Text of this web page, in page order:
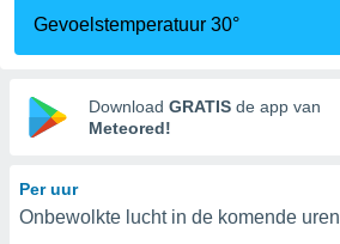
voor
op basis
Gevoelstemperatuur 30°
Download GRATIS de app van
Meteored!
Per uur
Onbewolkte lucht in de komende uren